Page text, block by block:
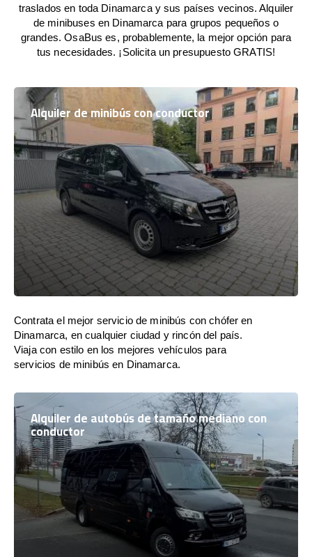
traslados en toda Dinamarca y sus países vecinos. Alquiler
de minibuses en Dinamarca para grupos pequeños o
grandes. OsaBus es, probablemente, la mejor opción para
tus necesidades. ¡Solicita un presupuesto GRATIS!
Alquiler de minibús con conductor
Contrata el mejor servicio de minibús con chófer en
Dinamarca, en cualquier ciudad y rincón del país.
Viaja con estilo en los mejores vehículos para
servicios de minibús en Dinamarca.
Alquiler de autobús de tamaño mediano con
conductor